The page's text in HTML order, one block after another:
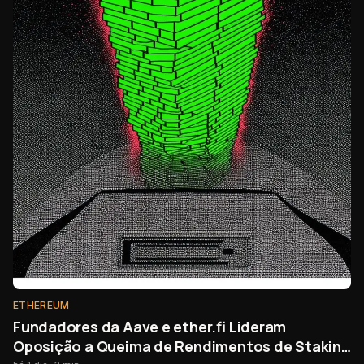
ETHEREUM
Fundadores da Aave e ether.fi Lideram
Oposição a Queima de Rendimentos de Staking